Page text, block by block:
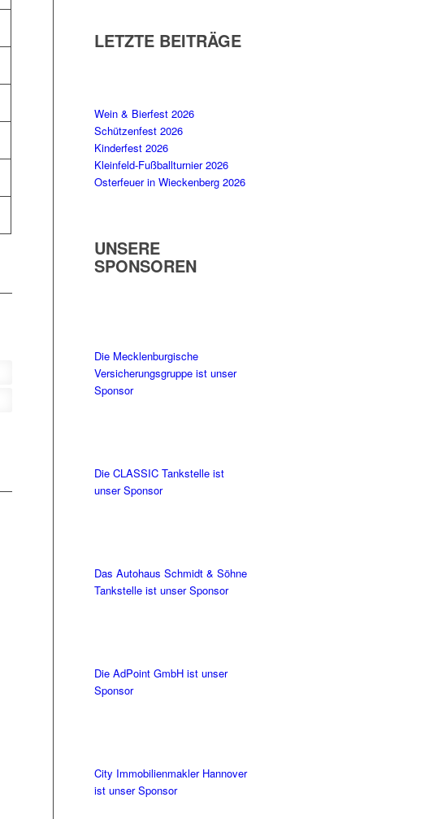
LETZTE BEITRÄGE
Wein & Bierfest 2026
Schützenfest 2026
Kinderfest 2026
Kleinfeld-Fußballturnier 2026
Osterfeuer in Wieckenberg 2026
UNSERE
SPONSOREN
Die Mecklenburgische
Versicherungsgruppe ist unser
Sponsor
Die CLASSIC Tankstelle ist
unser Sponsor
Das Autohaus Schmidt & Söhne
Tankstelle ist unser Sponsor
Die AdPoint GmbH ist unser
Sponsor
City Immobilienmakler Hannover
ist unser Sponsor